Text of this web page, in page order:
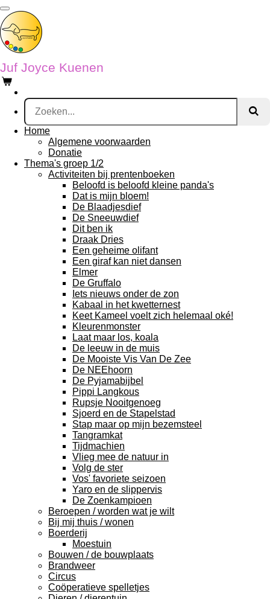
Ga
direct
naar
de
hoofdinhoud
Juf Joyce Kuenen
Home
Algemene voorwaarden
Donatie
Thema's groep 1/2
Activiteiten bij prentenboeken
Beloofd is beloofd kleine panda's
Dat is mijn bloem!
De Blaadjesdief
De Sneeuwdief
Dit ben ik
Draak Dries
Een geheime olifant
Een giraf kan niet dansen
Elmer
De Gruffalo
Iets nieuws onder de zon
Kabaal in het kwetternest
Keet Kameel voelt zich helemaal oké!
Kleurenmonster
Laat maar los, koala
De leeuw in de muis
De Mooiste Vis Van De Zee
De NEEhoorn
De Pyjamabijbel
Pippi Langkous
Rupsje Nooitgenoeg
Sjoerd en de Stapelstad
Stap maar op mijn bezemsteel
Tangramkat
Tijdmachien
Vlieg mee de natuur in
Volg de ster
Vos' favoriete seizoen
Yaro en de slippervis
De Zoenkampioen
Beroepen / worden wat je wilt
Bij mij thuis / wonen
Boerderij
Moestuin
Bouwen / de bouwplaats
Brandweer
Circus
Coöperatieve spelletjes